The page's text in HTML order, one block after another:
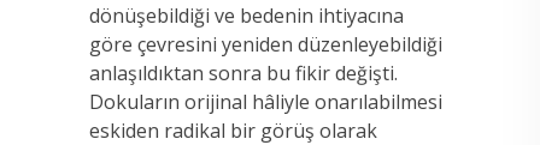
dönüşebildiği ve bedenin ihtiyacına
göre çevresini yeniden düzenleyebildiği
anlaşıldıktan sonra bu fikir değişti.
Dokuların orijinal hâliyle onarılabilmesi
eskiden radikal bir görüş olarak